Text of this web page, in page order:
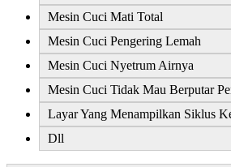
Mesin Cuci Mati Total
Mesin Cuci Pengering Lemah
Mesin Cuci Nyetrum Airnya
Mesin Cuci Tidak Mau Berputar
Layar Yang Menampilkan Siklus
Dll